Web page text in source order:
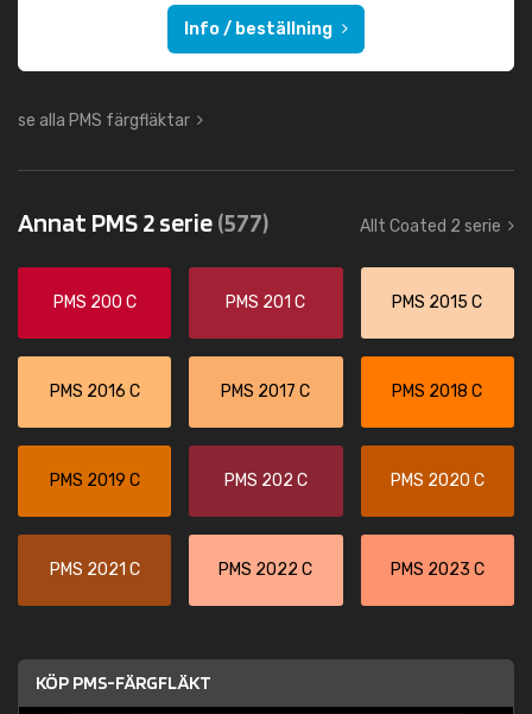
Info / beställning
se alla PMS färgfläktar
Annat PMS 2 serie(577) Allt Coated 2 serie
PMS 200 C PMS 201 C PMS 2015 C
PMS 2016 C PMS 2017 C PMS 2018 C
PMS 2019 C PMS 202 C PMS 2020 C
PMS 2021 C PMS 2022 C PMS 2023 C
KÖP PMS-FÄRGFLÄKT